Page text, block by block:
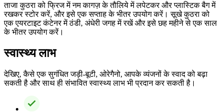
ताजा कुठरा को फ्रिज में नम कागज़ के तौलिये में लपेटकर और प्लास्टिक बैग में
रखकर स्टोर करें, और इसे एक सप्ताह के भीतर उपयोग करें। सूखे कुठरा को
एक एयरटाइट कंटेनर में ठंडी, अंधेरी जगह में रखें और इसे छह महीने से एक साल
के भीतर उपयोग करें।
स्वास्थ्य लाभ
देखिए, कैसे एक सुगंधित जड़ी-बूटी, ओरेगैनो, आपके व्यंजनों के स्वाद को बढ़ा
सकती है और साथ ही संभावित स्वास्थ्य लाभ भी प्रदान कर सकती है।